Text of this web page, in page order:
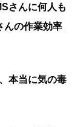
さんに何人も
んの作業効率
本当に気の毒